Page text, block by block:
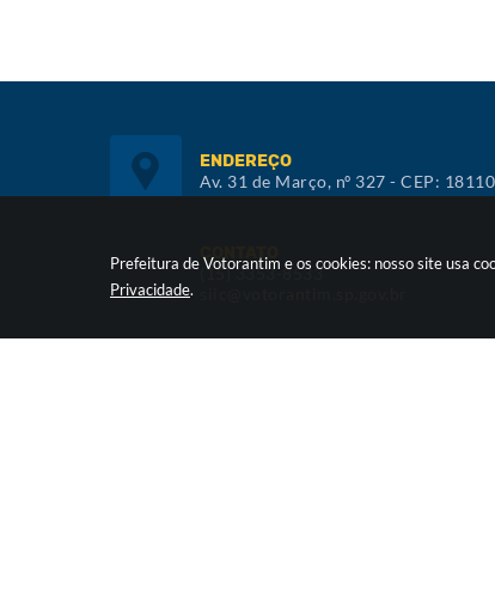
Prefeitura de Votorantim e os cookies: nosso site usa
Privacidade.
ENDEREÇO
Av. 31 de Março, nº 327 - CEP:
CONTATO
(15) 3353-8533